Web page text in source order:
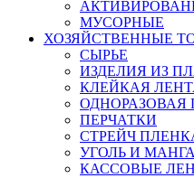
МУСОРНЫЕ
ХОЗЯЙСТВЕННЫЕ
СЫРЬЕ
ИЗДЕЛИЯ ИЗ
КЛЕЙКАЯ
ОДНОРАЗОВАЯ
ПЕРЧАТКИ
СТРЕЙЧ
УГОЛЬ И
КАССОВЫЕ